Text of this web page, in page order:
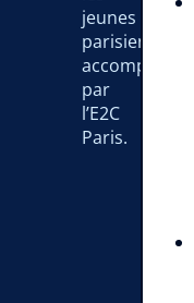
jeunes
parisiens
accompagnés
par
l’E2C
Paris.